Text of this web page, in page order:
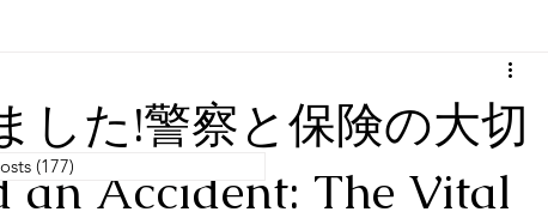
した!警察と保険の大切
an Accident: The Vital
(177)